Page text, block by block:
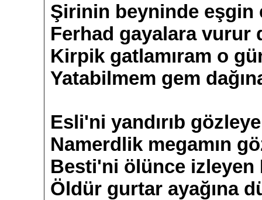
Şirinin beyninde eşgin
Ferhad gayalara vurur
Kirpik gatlamıram o
Yatabilmem gem
Esli'ni yandırıb
Namerdlik megamın
Besti'ni ölünce izleyen
Öldür gurtar ayağına